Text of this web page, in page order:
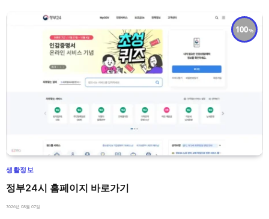
100
생활정보
정부24시 홈페이지 바로가기
2026년 08월 07일